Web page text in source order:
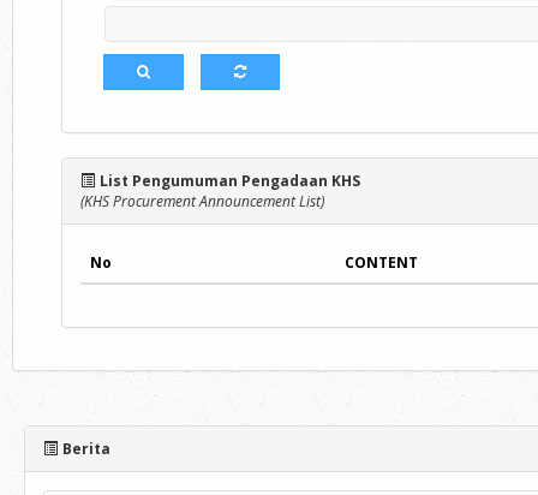
List Pengumuman Pengadaan KHS
(KHS Procurement Announcement List)
No CONTENT
Berita